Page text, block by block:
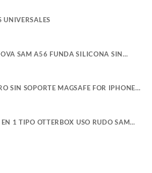
UNIVERSALES
SAM A56 FUNDA SILICONA SIN
MAGNETICO SAMSUNG
SIN SOPORTE MAGSAFE FOR IPHONE
MAGSAFE
1 TIPO OTTERBOX USO RUDO SAM
SAMSUNG S26 ULTRA